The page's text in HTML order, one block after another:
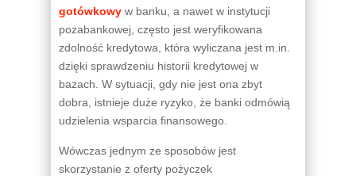
gotówkowy w banku, a nawet w instytucji
pozabankowej, często jest weryfikowana
zdolność kredytowa, która wyliczana jest m.in.
dzięki sprawdzeniu historii kredytowej w
bazach. W sytuacji, gdy nie jest ona zbyt
dobra, istnieje duże ryzyko, że banki odmówią
udzielenia wsparcia finansowego.
Wówczas jednym ze sposobów jest
skorzystanie z oferty pożyczek